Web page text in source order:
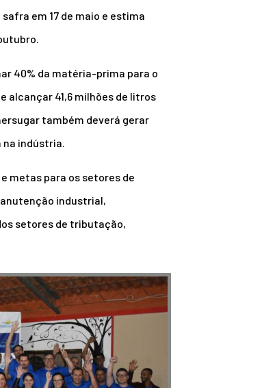
em 17 de maio e estima
40% da matéria-prima para o
alcançar 41,6 milhões de litros
também deverá gerar
na indústria.
metas para os setores de
industrial,
setores de tributação,